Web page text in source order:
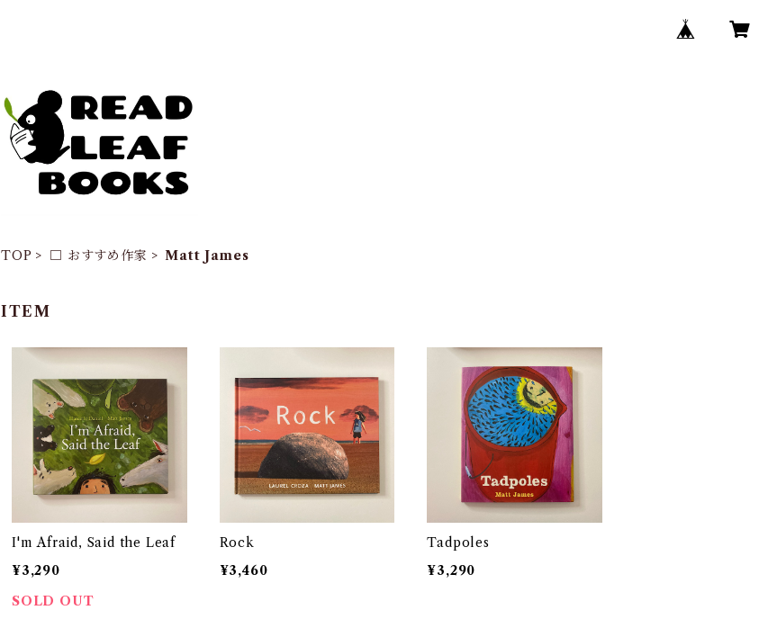
TOP □ おすすめ作家 Matt James
ITEM
I'm Afraid, Said the Leaf
¥3,290
SOLD OUT
Rock
¥3,460
Tadpoles
¥3,290